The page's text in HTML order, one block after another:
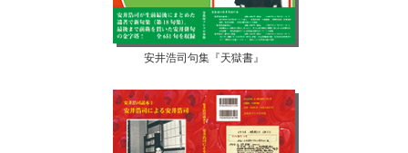
安井浩司句集『天獄書』